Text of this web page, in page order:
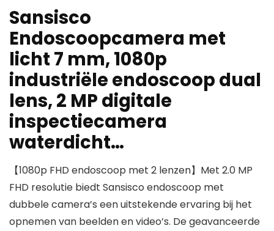
Sansisco
Endoscoopcamera met
licht 7 mm, 1080p
industriële endoscoop dual
lens, 2 MP digitale
inspectiecamera
waterdicht…
【1080p FHD endoscoop met 2 lenzen】Met 2.0 MP
FHD resolutie biedt Sansisco endoscoop met
dubbele camera’s een uitstekende ervaring bij het
opnemen van beelden en video’s. De geavanceerde